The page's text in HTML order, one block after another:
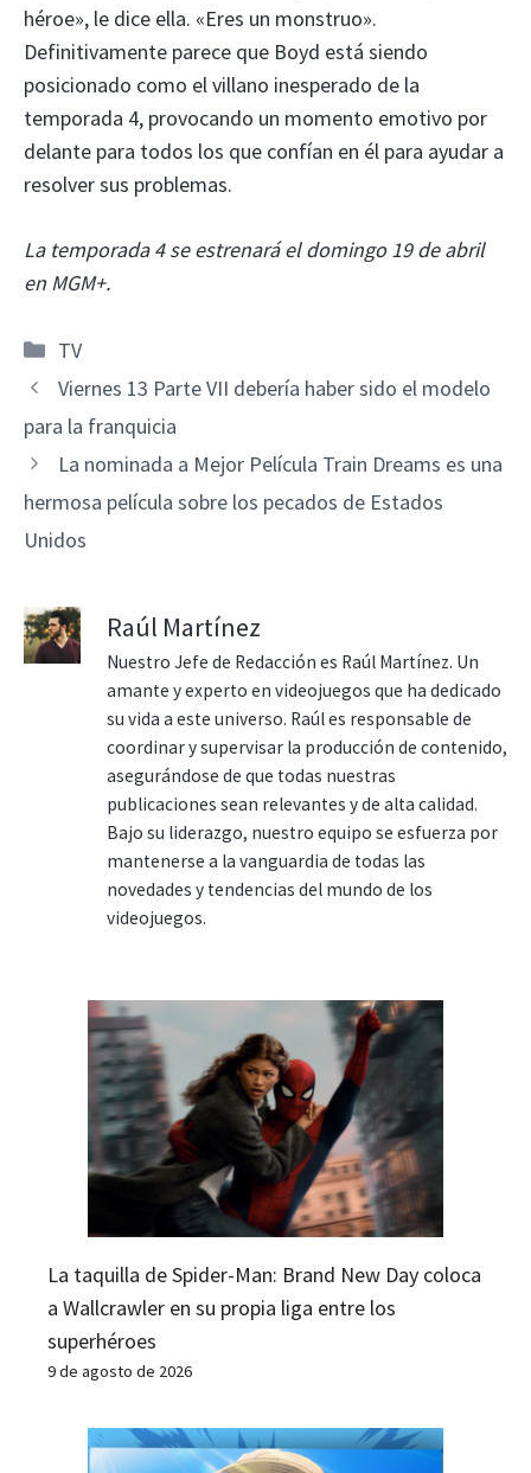
héroe», le dice ella. «Eres un monstruo».
Definitivamente parece que Boyd está siendo
posicionado como el villano inesperado de la
temporada 4, provocando un momento emotivo por
delante para todos los que confían en él para ayudar a
resolver sus problemas.
La temporada 4 se estrenará el domingo 19 de abril
en MGM+.
Categorías
TV
Viernes 13 Parte VII debería haber sido el modelo
para la franquicia
La nominada a Mejor Película Train Dreams es una
hermosa película sobre los pecados de Estados
Unidos
Raúl Martínez
Nuestro Jefe de Redacción es Raúl Martínez. Un
amante y experto en videojuegos que ha dedicado
su vida a este universo. Raúl es responsable de
coordinar y supervisar la producción de contenido,
asegurándose de que todas nuestras
publicaciones sean relevantes y de alta calidad.
Bajo su liderazgo, nuestro equipo se esfuerza por
mantenerse a la vanguardia de todas las
novedades y tendencias del mundo de los
videojuegos.
La taquilla de Spider-Man: Brand New Day coloca
a Wallcrawler en su propia liga entre los
superhéroes
9 de agosto de 2026